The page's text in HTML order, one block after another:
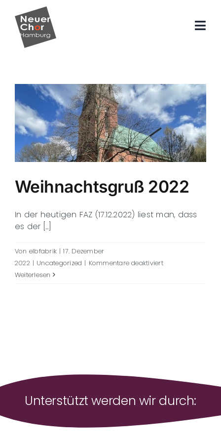
Inhalt
springen
Weihnachtsgruß 2022
In der heutigen FAZ (17.12.2022) liest man, dass
es der [...]
Von elbfabrik | 17. Dezember
2022 | Uncategorized | Kommentare deaktiviertfür
Weiterlesen
Unterstützt werden wir durch: